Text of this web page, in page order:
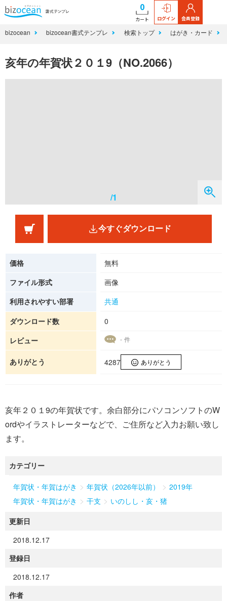
0
カート ログイン 会員登録
bizocean bizocean書式テンプレ 検索トップ はがき・カード
亥年の年賀状２０１9（NO.2066）
/1
今すぐダウンロード
価格
無料
ファイル形式
画像
利用されやすい部署
共通
ダウンロード数
0
レビュー
- 件
ありがとう 4287 ありがとう
亥年２０１9の年賀状です。余白部分にパソコンソフトのW
ordやイラストレーターなどで、ご住所など入力お願い致し
ます。
カテゴリー
年賀状・年賀はがき > 年賀状（2026年以前） > 2019年
年賀状・年賀はがき > 干支 > いのしし・亥・猪
更新日
2018.12.17
登録日
2018.12.17
作者